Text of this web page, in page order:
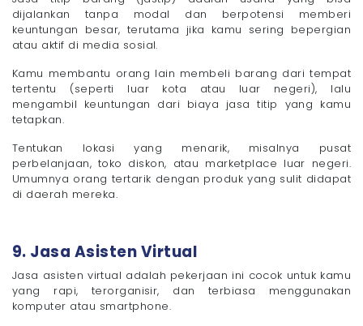
dijalankan tanpa modal dan berpotensi memberi
keuntungan besar, terutama jika kamu sering bepergian
atau aktif di media sosial.
Kamu membantu orang lain membeli barang dari tempat
tertentu (seperti luar kota atau luar negeri), lalu
mengambil keuntungan dari biaya jasa titip yang kamu
tetapkan.
Tentukan lokasi yang menarik, misalnya pusat
perbelanjaan, toko diskon, atau marketplace luar negeri.
Umumnya orang tertarik dengan produk yang sulit didapat
di daerah mereka.
9. Jasa Asisten Virtual
Jasa asisten virtual adalah pekerjaan ini cocok untuk kamu
yang rapi, terorganisir, dan terbiasa menggunakan
komputer atau smartphone.